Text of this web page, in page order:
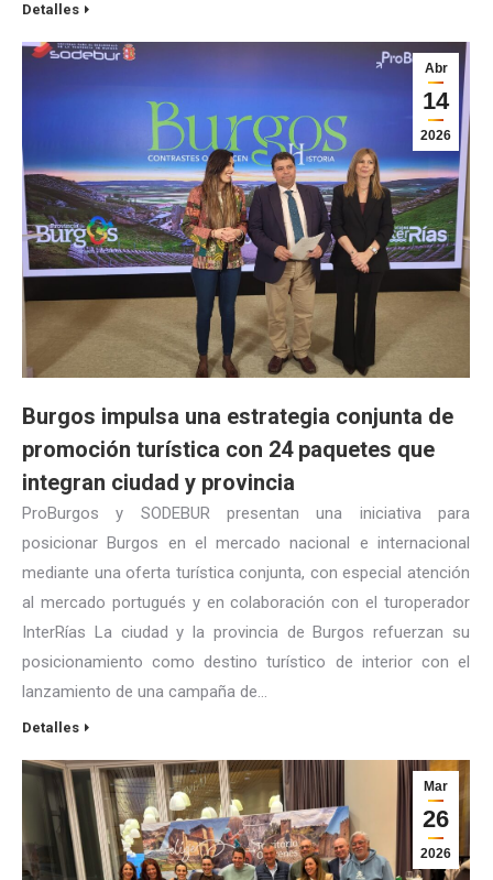
Detalles
Abr
14
2026
Burgos impulsa una estrategia conjunta de
promoción turística con 24 paquetes que
integran ciudad y provincia
ProBurgos y SODEBUR presentan una iniciativa para
posicionar Burgos en el mercado nacional e internacional
mediante una oferta turística conjunta, con especial atención
al mercado portugués y en colaboración con el turoperador
InterRías La ciudad y la provincia de Burgos refuerzan su
posicionamiento como destino turístico de interior con el
lanzamiento de una campaña de…
Detalles
Mar
26
2026